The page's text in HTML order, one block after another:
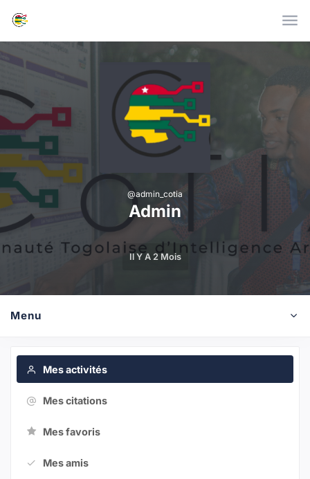
@admin_cotia
Admin
Il Y A 2 Mois
Menu
Mes activités
Mes citations
Mes favoris
Mes amis